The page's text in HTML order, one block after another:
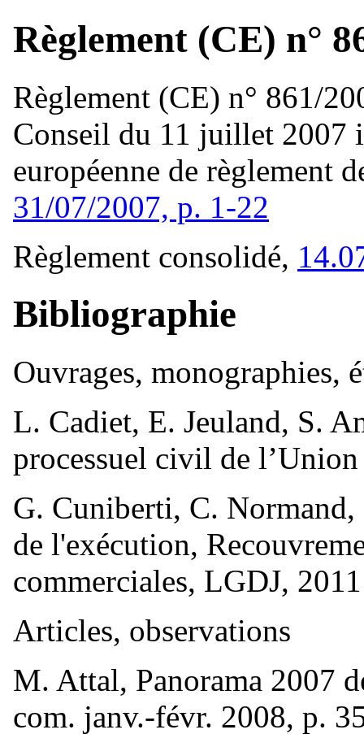
Règlement (CE) n°
Règlement (CE) n° 861/
Conseil du 11 juillet 2007
européenne de règlement
31/07/2007, p. 1-22
Règlement consolidé,
Bibliographie
Ouvrages, monographies,
L. Cadiet, E. Jeuland, S.
processuel civil de
G. Cuniberti, C.
de l'exécution,
commerciales, LGDJ, 2011
Articles, observations
M. Attal, Panorama 2007
com. janv.-févr. 2008, p.